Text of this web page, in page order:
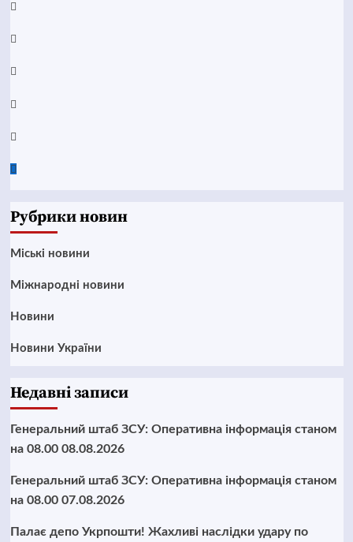
Facebook
YouTube
Telegram
Instagram
Twitter
Google
Рубрики новин
Mіські новини
Міжнародні новини
Новини
Новини України
Недавні записи
Генеральний штаб ЗСУ: Оперативна інформація станом
на 08.00 08.08.2026
Генеральний штаб ЗСУ: Оперативна інформація станом
на 08.00 07.08.2026
Палає депо Укрпошти! Жахливі наслідки удару по